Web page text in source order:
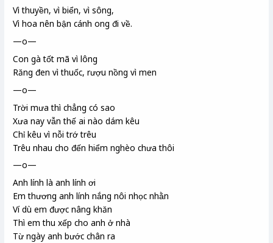
Vì thuyền, vì biển, vì sông,
Vì hoa nên bận cánh ong đi về.
—o—
Con gà tốt mã vì lông
Răng đen vì thuốc, rượu nồng vì men
—o—
Trời mưa thì chẳng có sao
Xưa nay vẫn thế ai nào dám kêu
Chỉ kêu vì nỗi trớ trêu
Trêu nhau cho đến hiểm nghèo chưa thôi
—o—
Anh lính là anh lính ơi
Em thương anh lính nắng nôi nhọc nhằn
Ví dù em được nâng khăn
Thì em thu xếp cho anh ở nhà
Từ ngày anh bước chân ra